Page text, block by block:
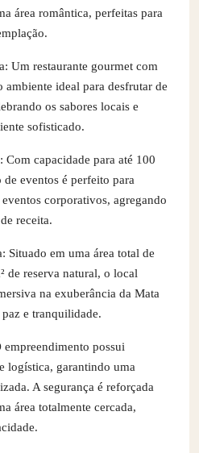
área romântica, perfeitas para
Um restaurante gourmet com
ideal para desfrutar de
os sabores locais e
sofisticado.
Com capacidade para até 100
eventos é perfeito para
corporativos, agregando
receita.
Situado em uma área total de
de reserva natural, o local
na exuberância da Mata
e tranquilidade.
possui
logística, garantindo uma
A segurança é reforçada
área totalmente cercada,